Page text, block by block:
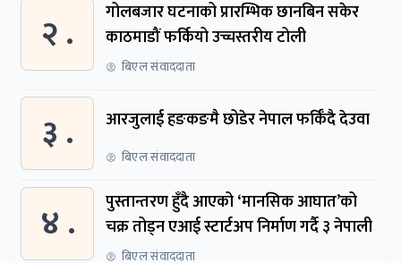
२ .
गोलबजार घटनाको प्रारम्भिक छानबिन सकेर
काठमाडौं फर्कियो उच्चस्तरीय टोली
बिएल संवाददाता
३ . आरजुलाई हङकङमै छोडेर नेपाल फर्किँदै देउवा
बिएल संवाददाता
४ .
पुस्तान्तरण हुँदै आएको ‘मानसिक आघात’को
चक्र तोड्न एआई स्टार्टअप निर्माण गर्दै ३ नेपाली
बिएल संवाददाता